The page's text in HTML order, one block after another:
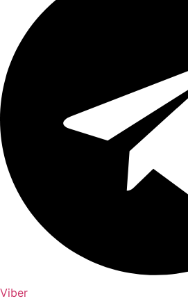
Viber